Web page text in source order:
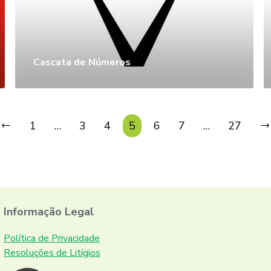
Cascata de Números
1 … 3 4 5 6 7 … 27
Informação Legal
Política de Privacidade
Resoluções de Litígios